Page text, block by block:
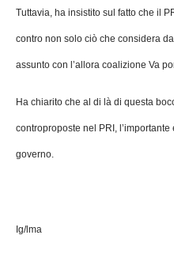
Tuttavia, ha insistito sul fatto che il
contro non solo ciò che considera
assunto con l’allora coalizione Va
Ha chiarito che al di là di questa
controproposte nel PRI,
governo.
Ig/lma